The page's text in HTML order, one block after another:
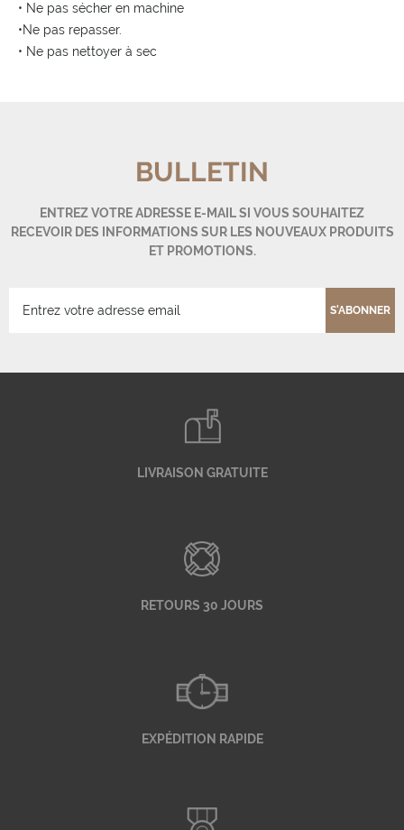
• Ne pas sécher en machine
•Ne pas repasser.
• Ne pas nettoyer à sec
BULLETIN
ENTREZ VOTRE ADRESSE E-MAIL SI VOUS SOUHAITEZ
RECEVOIR DES INFORMATIONS SUR LES NOUVEAUX PRODUITS
ET PROMOTIONS.
S'ABONNER
LIVRAISON GRATUITE
RETOURS 30 JOURS
EXPÉDITION RAPIDE